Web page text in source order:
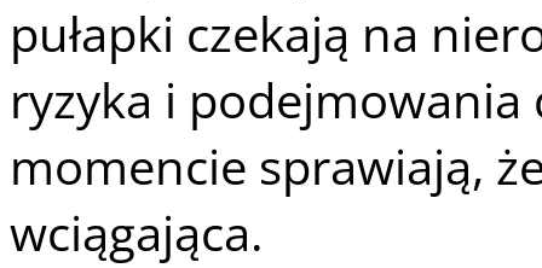
pułapki czekają na
ryzyka i
momencie sprawiają,
wciągająca.